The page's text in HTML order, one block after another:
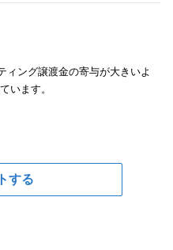
ィング譲渡金の寄与が大きいよ
います。
する